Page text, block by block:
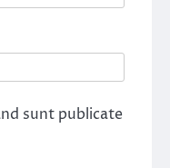
sunt publicate